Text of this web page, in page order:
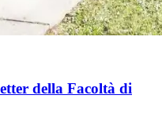
della Facoltà di